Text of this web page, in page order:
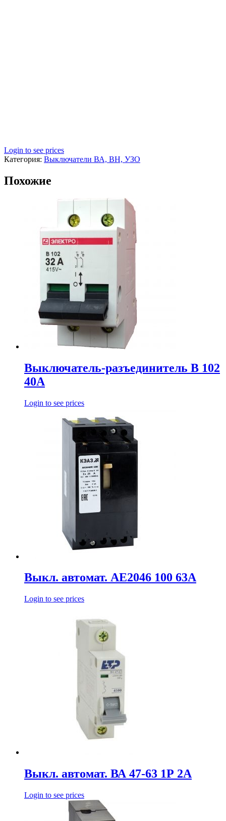
Login to see prices
Категория: Выключатели ВА, ВН, УЗО
Похожие
Выключатель-разъединитель В 102
40А
Login to see prices
Выкл. автомат. АЕ2046 100 63А
Login to see prices
Выкл. автомат. ВА 47-63 1Р 2А
Login to see prices